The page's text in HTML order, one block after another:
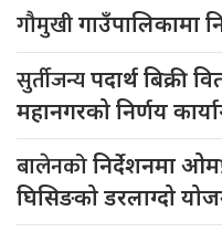
गौमुखीगाउँपालिकामा
सुर्तीजन्यपदार्थ बिक्री
महानगरको निर्णय
बालेनकोनिर्देशनमा
घिसिङको डरलाग्दो